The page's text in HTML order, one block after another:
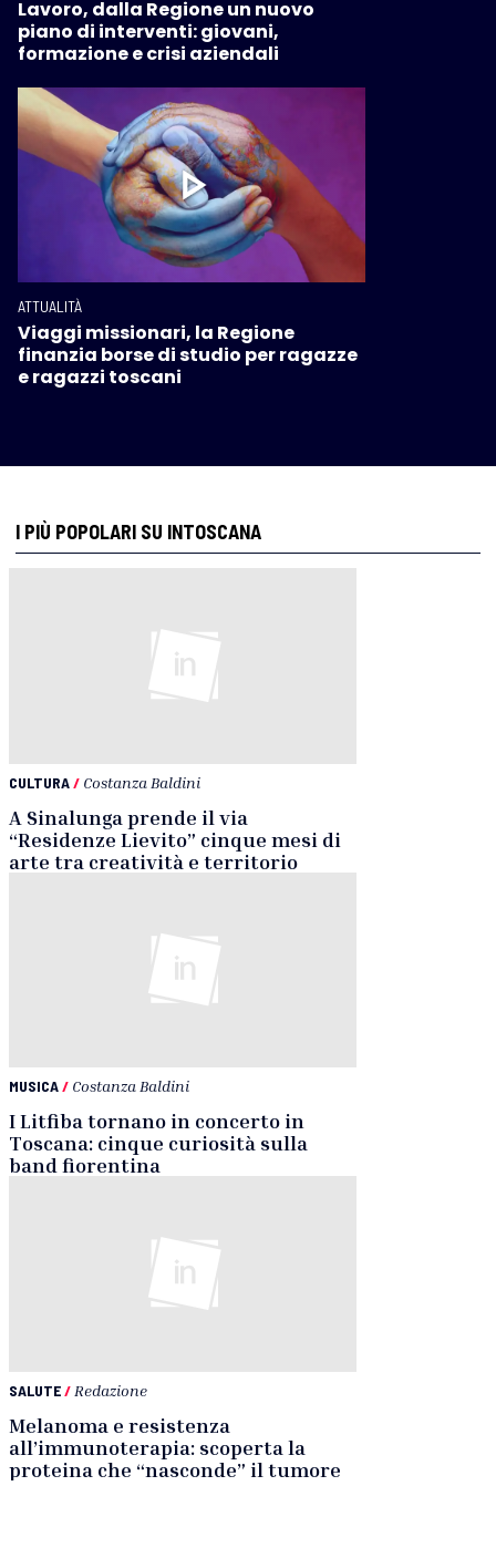
Lavoro, dalla Regione un nuovo
piano di interventi: giovani,
formazione e crisi aziendali
ATTUALITÀ
Viaggi missionari, la Regione
finanzia borse di studio per ragazze
e ragazzi toscani
I PIÙ POPOLARI SU INTOSCANA
CULTURA/ Costanza Baldini
A Sinalunga prende il via
“Residenze Lievito” cinque mesi di
arte tra creatività e territorio
MUSICA/ Costanza Baldini
I Litfiba tornano in concerto in
Toscana: cinque curiosità sulla
band fiorentina
SALUTE/ Redazione
Melanoma e resistenza
all’immunoterapia: scoperta la
proteina che “nasconde” il tumore